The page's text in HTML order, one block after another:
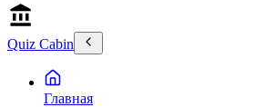
Quiz Cabin
Главная